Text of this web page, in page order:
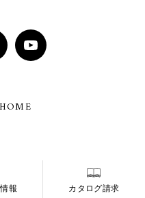
報 カタログ請求